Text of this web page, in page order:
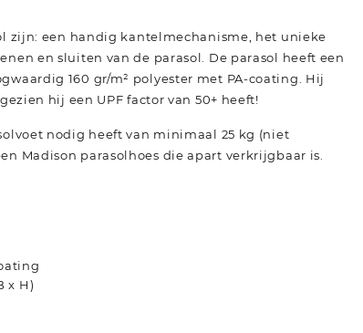
zijn: een handig kantelmechanisme, het unieke
en sluiten van de parasol. De parasol heeft een
160 gr/m² polyester met PA-coating. Hij
hij een UPF factor van 50+ heeft!
nodig heeft van minimaal 25 kg (niet
Madison parasolhoes die apart verkrijgbaar is.
x H)